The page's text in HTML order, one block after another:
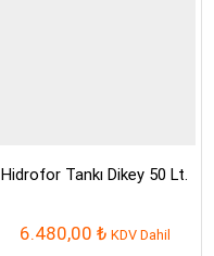
Hidrofor Tankı Dikey 50 Lt.
6.480,00 ₺ KDV Dahil